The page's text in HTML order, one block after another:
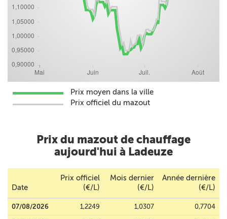
Prix moyen dans la ville
Prix officiel du mazout
Prix du mazout de chauffage
aujourd'hui à Ladeuze
Date
Prix officiel
(€/L)
Mois dernier
(€/L)
Année dernière
(€/L)
07/08/2026 1,2249 1,0307 0,7704